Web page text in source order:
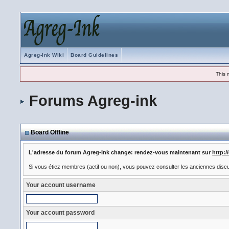
Agreg-Ink Wiki Board Guidelines
This
Forums Agreg-ink
Board Offline
L'adresse du forum Agreg-Ink change: rendez-vous maintenant surhttp://
Si vous étiez membres (actif ou non), vous pouvez consulter les anciennes
Your account username
Your account password